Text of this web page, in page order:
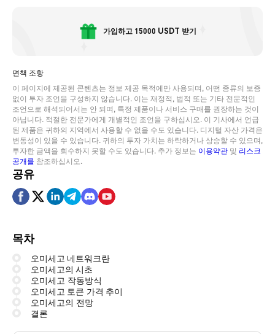
가입하고 15000 USDT 받기
면책 조항
이 페이지에 제공된 콘텐츠는 정보 제공 목적에만 사용되며, 어떤 종류의 보증
없이 투자 조언을 구성하지 않습니다. 이는 재정적, 법적 또는 기타 전문적인
조언으로 해석되어서는 안 되며, 특정 제품이나 서비스 구매를 권장하는 것이
아닙니다. 적절한 전문가에게 개별적인 조언을 구하십시오. 이 기사에서 언급
된 제품은 귀하의 지역에서 사용할 수 없을 수도 있습니다. 디지털 자산 가격은
변동성이 있을 수 있습니다. 귀하의 투자 가치는 하락하거나 상승할 수 있으며,
투자한 금액을 회수하지 못할 수도 있습니다. 추가 정보는 이용약관 및 리스크
공개를 참조하십시오.
공유
목차
오미세고 네트워크란
오미세고의 시초
오미세고 작동방식
오미세고 토큰 가격 추이
오미세고의 전망
결론